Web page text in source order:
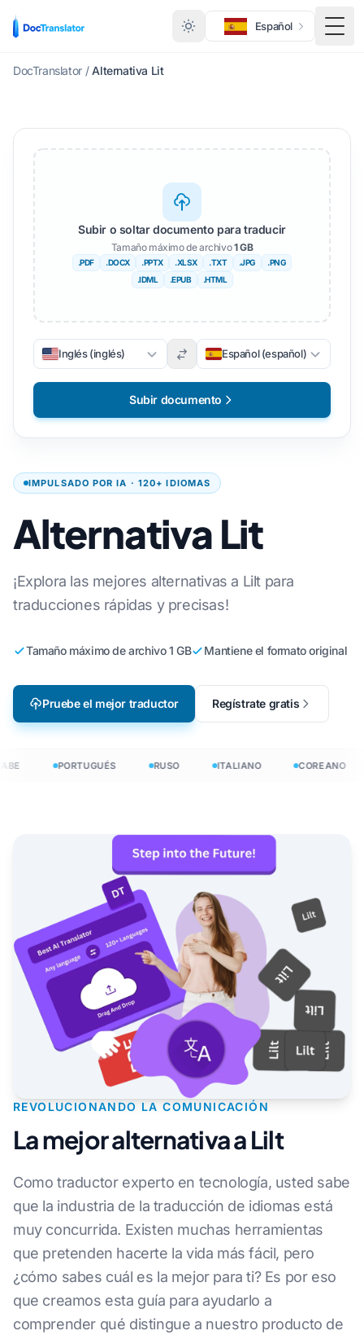
Español
DocTranslator / Alternativa Lit
IMPULSADO POR IA · 120+ IDIOMAS
Alternativa Lit
¡Explora las mejores alternativas a Lilt para
traducciones rápidas y precisas!
Tamaño máximo de archivo 1 GB Mantiene el formato original
Pruebe el mejor traductor Regístrate gratis
Subir o soltar documento para traducir
Tamaño máximo de archivo1 GB
.PDF .DOCX .PPTX .XLSX .TXT .JPG
.PNG
.IDML
.EPUB .HTML
Inglés (inglés) Español (español)
Subir documento
PORTUGUÉS RUSO ITALIANO COREANO
REVOLUCIONANDO LA COMUNICACIÓN
La mejor alternativa a Lilt
Como traductor experto en tecnología, usted sabe
que la industria de la traducción de idiomas está
muy concurrida. Existen muchas herramientas
que pretenden hacerte la vida más fácil, pero
¿cómo sabes cuál es la mejor para ti? Es por eso
que creamos esta guía para ayudarlo a
comprender qué distingue a nuestro producto de